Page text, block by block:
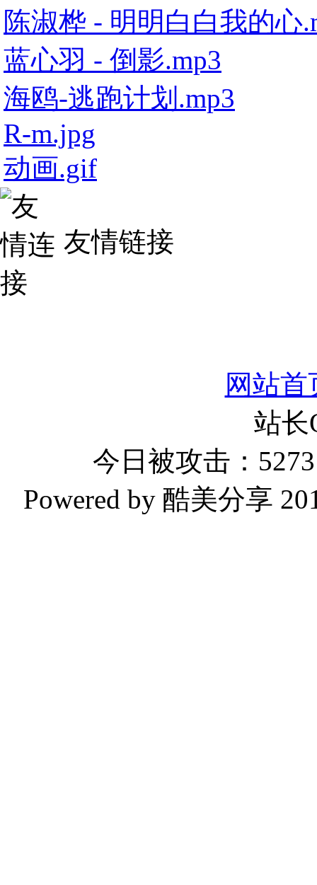
陈淑桦 - 明明白白我的心
蓝心羽 - 倒影.mp3
海鸥-逃跑计划.mp3
R-m.jpg
动画.gif
友情链接
网站首
站
今日被攻击：
Powered by 酷美分享